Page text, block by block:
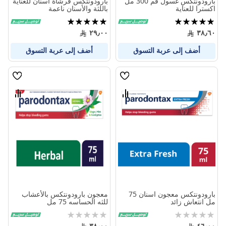
اكسترا للعناية
تقييم:
100%
٣٨٫٦٠
أضف إلى عربة التسوق
باللثة والأسنان ناعمة
تقييم:
100%
٢٩٫٠٠
أضف إلى عربة التسوق
قائمة
الامنيات
قارن
بين
المنتجات
بارودونتكس معجون اسنان 75
مل انتعاش زائد
Rating:
قائمة
قارن
معجون بارودونتکس بالأعشاب
للثه الحساسه 75 مل
Rating: